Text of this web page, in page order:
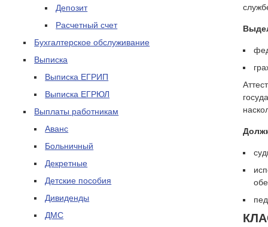
Депозит
Расчетный счет
Бухгалтерское обслуживание
Выписка
Выписка ЕГРИП
Выписка ЕГРЮЛ
Выплаты работникам
Аванс
Больничный
Декретные
Детские пособия
Дивиденды
ДМС